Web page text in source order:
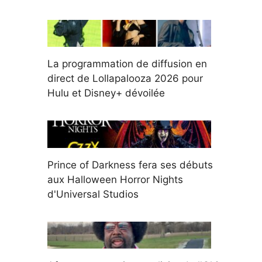
La programmation de diffusion en
direct de Lollapalooza 2026 pour
Hulu et Disney+ dévoilée
Prince of Darkness fera ses débuts
aux Halloween Horror Nights
d'Universal Studios